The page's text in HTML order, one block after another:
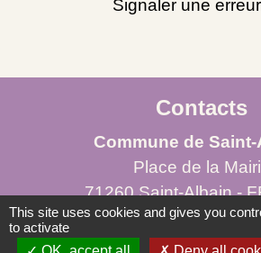
Signaler une
Contacts
Commune de
Place de la
71260 Saint-Albain -
+33 3 85 27 90
This site uses cookies and gives you
to activate